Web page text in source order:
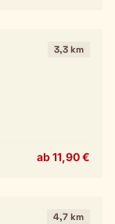
3,3 km
ab 11,90 €
4,7 km